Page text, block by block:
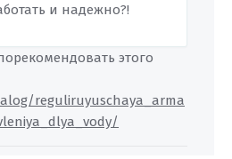
и надежно?!
этого
reguliruyuschaya_arma